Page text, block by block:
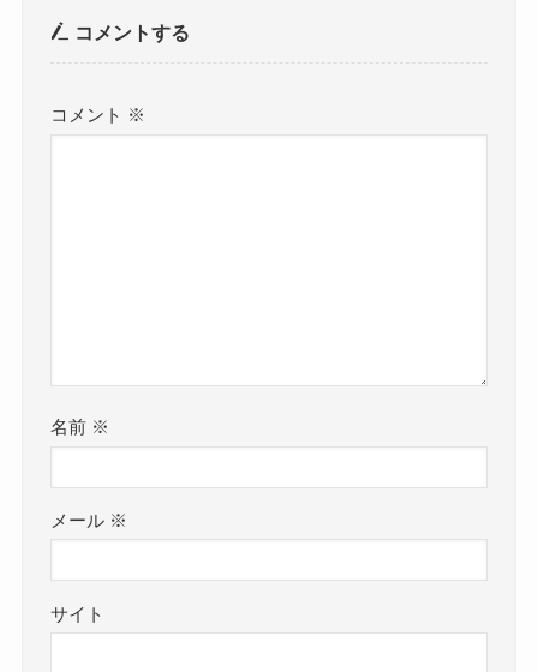
コメントする
コメント ※
名前 ※
メール ※
サイト